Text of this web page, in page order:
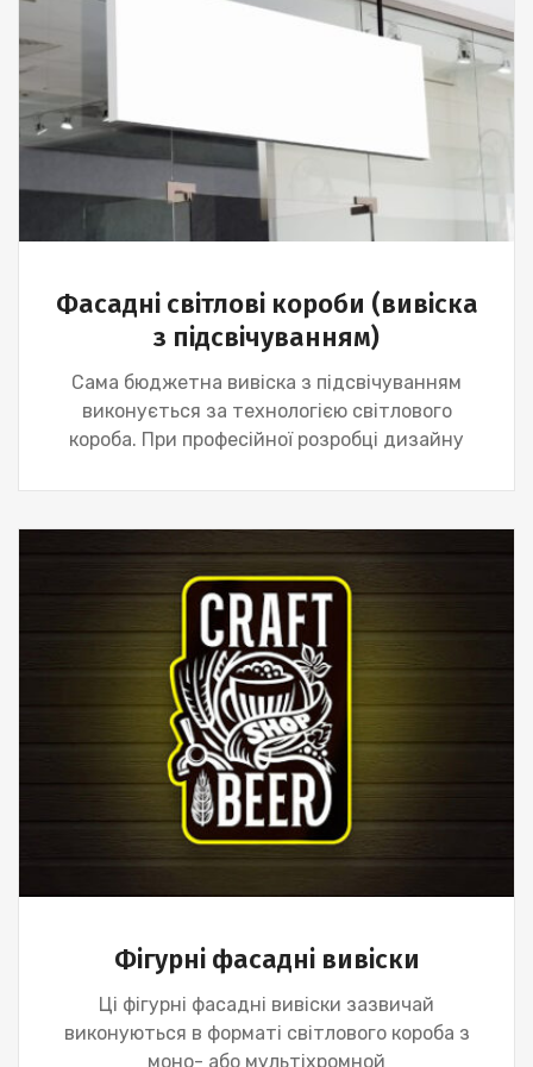
Фасадні світлові короби (вивіска
з підсвічуванням)
Сама бюджетна вивіска з підсвічуванням
виконується за технологією світлового
короба. При професійної розробці дизайну
Фігурні фасадні вивіски
Ці фігурні фасадні вивіски зазвичай
виконуються в форматі світлового короба з
моно- або мультіхромной